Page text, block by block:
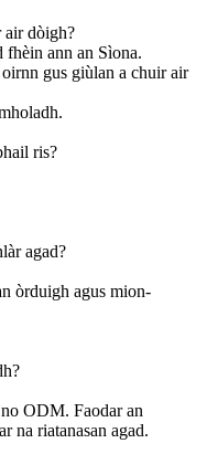
air dòigh?
ann an Sìona.
gus giùlan a chuir air
ris?
agad?
òrduigh agus mion-
ODM. Faodar an
na riatanasan agad.